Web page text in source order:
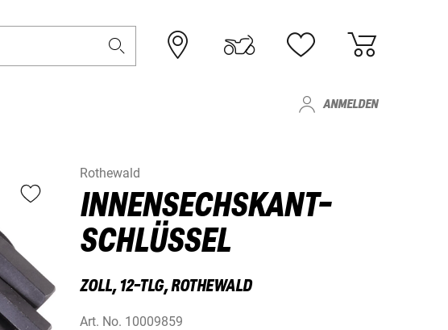
ANMELDEN
Rothewald
INNENSECHSKANT-
SCHLÜSSEL
ZOLL, 12-TLG, ROTHEWALD
Art. No. 10009859